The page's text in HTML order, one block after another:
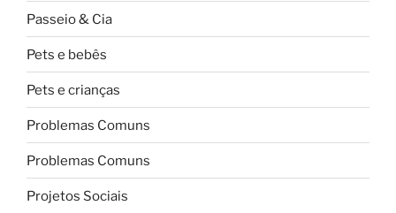
Passeio & Cia
Pets e bebês
Pets e crianças
Problemas Comuns
Problemas Comuns
Projetos Sociais